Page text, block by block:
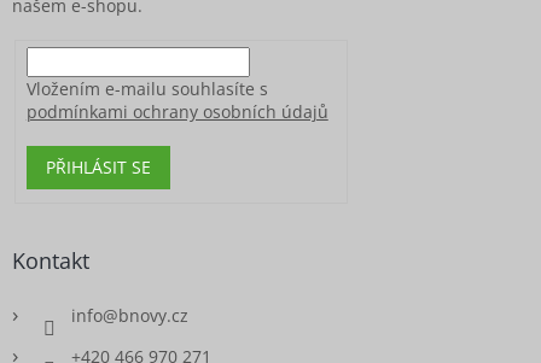
našem e-shopu.
Vložením e-mailu souhlasíte s
podmínkami ochrany osobních údajů
PŘIHLÁSIT SE
Kontakt
info@bnovy.cz
+420 466 970 271